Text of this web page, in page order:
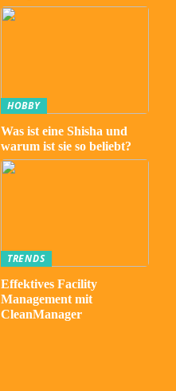
HOBBY
Was ist eine Shisha und
warum ist sie so beliebt?
TRENDS
Effektives Facility
Management mit
CleanManager